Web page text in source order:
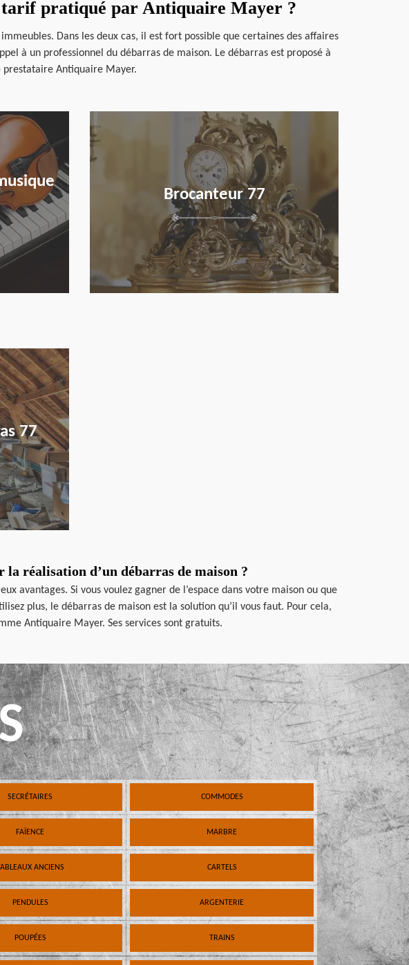
tarif pratiqué par Antiquaire Mayer ?
Dans les deux cas, il est fort possible que certaines des affaires
à un professionnel du débarras de maison. Le débarras est proposé à
Antiquaire Mayer.
Brocanteur 77
en savoir plus
77
réalisation d’un débarras de maison ?
avantages. Si vous voulez gagner de l’espace dans votre maison ou que
plus, le débarras de maison est la solution qu’il vous faut. Pour cela,
Antiquaire Mayer. Ses services sont gratuits.
SECRÉTAIRES COMMODES
FAÏENCE MARBRE
TABLEAUX ANCIENS CARTELS
PENDULES ARGENTERIE
POUPÉES TRAINS